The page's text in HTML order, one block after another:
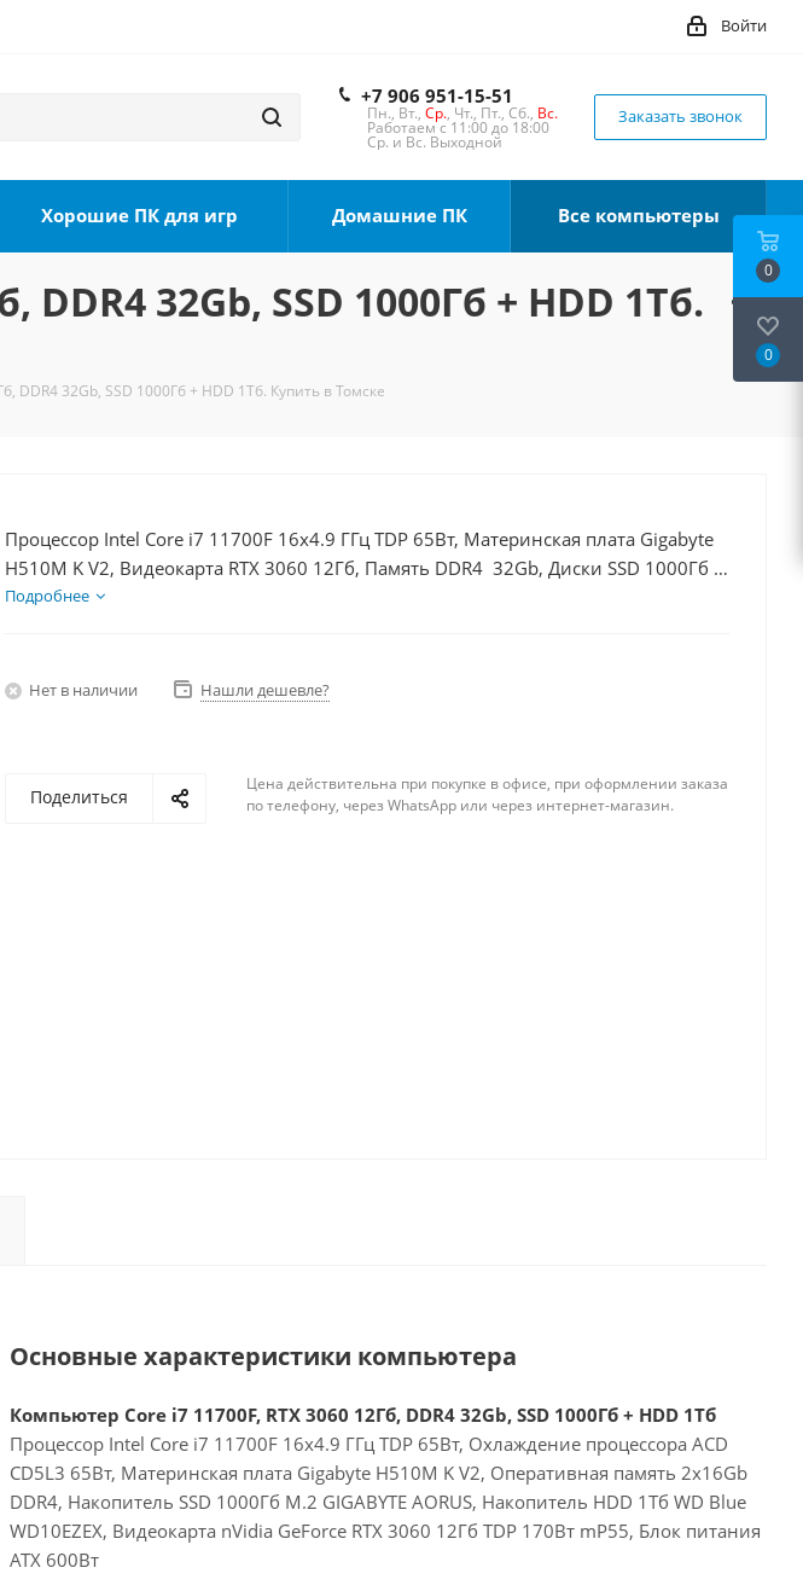
Войти
+7 906 951-15-51
Пн., Вт., Ср., Чт., Пт., Сб., Вс.
Работаем с 11:00 до 18:00
Ср. и Вс. Выходной
Заказать звонок
Хорошие ПК для игр Домашние ПК Все компьютеры
32Gb, SSD 1000Гб + HDD 1Тб.
DDR4 32Gb, SSD 1000Гб + HDD 1Тб. Купить в Томске
Процессор Intel Core i7 11700F 16x4.9 ГГц TDP 65Вт, Материнская плата Gigabyte
H510M K V2, Видеокарта RTX 3060 12Гб, Память DDR4 32Gb, Диски SSD 1000Гб +
HDD 1Тб, БП 600Вт
Подробнее
Нет в наличии Нашли дешевле?
Поделиться
Цена действительна при покупке в офисе, при оформлении заказа
по телефону, через WhatsApp или через интернет-магазин.
Основные характеристики компьютера
Компьютер Core i7 11700F, RTX 3060 12Гб, DDR4 32Gb, SSD 1000Гб + HDD 1Тб
Процессор Intel Core i7 11700F 16x4.9 ГГц TDP 65Вт, Охлаждение процессора ACD
CD5L3 65Вт, Материнская плата Gigabyte H510M K V2, Оперативная память 2x16Gb
DDR4, Накопитель SSD 1000Гб M.2 GIGABYTE AORUS, Накопитель HDD 1Тб WD Blue
WD10EZEX, Видеокарта nVidia GeForce RTX 3060 12Гб TDP 170Вт mP55, Блок питания
ATX 600Вт
0
0